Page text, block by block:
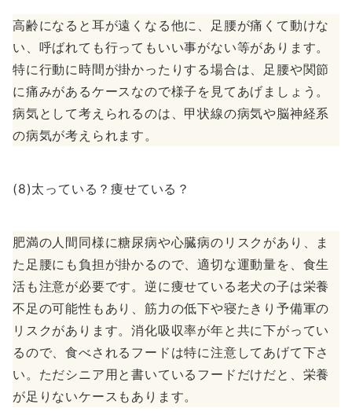
高齢になると耳が遠くなる他に、足腰が痛くて動けな
い、呼ばれても行ってもいい事がない等があります。
特に行動に時間が掛かったりする場合は、足腰や関節
に痛みがあるケースなので様子を見てあげましょう。
病気として考えられるのは、甲状線の病気や脳神経系
の病気が考えられます。
(8)太っている？痩せている？
肥満の人間同様に糖尿病や心臓病のリスクがあり、ま
た足腰にも負担が掛かるので、適切な運動量を、食生
活も注意が必要です。逆に痩せている老犬の子は栄養
不足の可能性もあり、筋力の低下や寝たきり予備軍の
リスクがあります。消化吸収率が年と共に下がってい
るので、食べされるフードは特に注意してあげて下さ
い。ただシニア用と書いているフードだけだと、栄養
が足りないケースもあります。